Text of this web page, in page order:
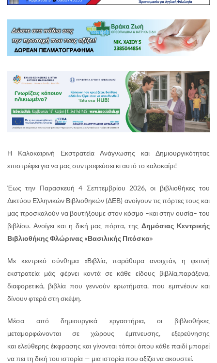
Η Καλοκαιρινή Εκστρατεία Ανάγνωσης και Δημιουργικότητας
επιστρέφει για να μας συντροφεύσει κι αυτό το καλοκαίρι!
Έως την Παρασκευή 4 Σεπτεμβρίου 2026, οι βιβλιοθήκες του
Δικτύου Ελληνικών Βιβλιοθηκών (ΔΕΒ) ανοίγουν τις πόρτες τους και
μας προσκαλούν να βουτήξουμε στον κόσμο –και στην ουσία– του
βιβλίου. Ανοίγει και η δική μας πόρτα, τηςΔημόσιας Κεντρικής
Βιβλιοθήκης Φλώρινας «Βασιλικής Πιτόσκα»
Με κεντρικό σύνθημα «Βιβλία, παράθυρα ανοιχτά», η φετινή
εκστρατεία μάς φέρνει κοντά σε κάθε είδους βιβλία,παράξενα,
διαφορετικά, βιβλία που γεννούν ερωτήματα, που εμπνέουν και
δίνουν φτερά στη σκέψη.
Μέσα από δημιουργικά εργαστήρια, οι βιβλιοθήκες
μεταμορφώνονται σε χώρους έμπνευσης, εξερεύνησης
και ελεύθερης έκφρασης και γίνονται τόποι όπου κάθε παιδί μπορεί
να πει τη δική του ιστορία — μια ιστορία που αξίζει να ακουστεί.